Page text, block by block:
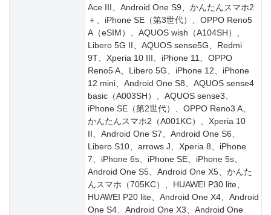
Ace III、Android One S9、かんたんスマホ2
＋、iPhone SE（第3世代）、OPPO Reno5
A（eSIM）、AQUOS wish（A104SH）、
Libero 5G II、AQUOS sense5G、Redmi
9T、Xperia 10 III、iPhone 11、OPPO
Reno5 A、Libero 5G、iPhone 12、iPhone
12 mini、Android One S8、AQUOS sense4
basic（A003SH）、AQUOS sense3、
iPhone SE（第2世代）、OPPO Reno3 A、
かんたんスマホ2（A001KC）、Xperia 10
II、Android One S7、Android One S6、
Libero S10、arrows J、Xperia 8、iPhone
7、iPhone 6s、iPhone SE、iPhone 5s、
Android One S5、Android One X5、かんた
んスマホ（705KC）、HUAWEI P30 lite、
HUAWEI P20 lite、Android One X4、Android
One S4、Android One X3、Android One